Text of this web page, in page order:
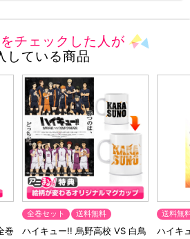
チェックした人が
している商品
巻
全巻セット 送料無料
ハイキュー!! 烏野高校 VS 白鳥
送料無
ハイキ